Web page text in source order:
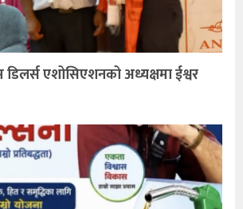
डिलर्स एशोसिएशनको अध्यक्षमा ईश्वर